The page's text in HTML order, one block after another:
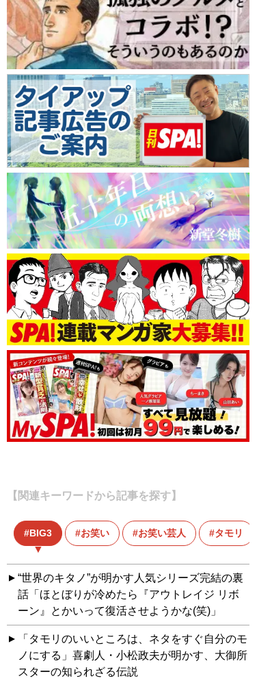
【関連キーワードから記事を探す】
BIG3 お笑い お笑い芸人 タモリ
“世界のキタノ”が明かす人気シリーズ完結の裏
話「ほとぼりが冷めたら『アウトレイジ リボ
ーン』とかいって復活させようかな(笑)」
「タモリのいいところは、ネタをすぐ自分のモ
ノにする」喜劇人・小松政夫が明かす、大御所
スターの知られざる伝説